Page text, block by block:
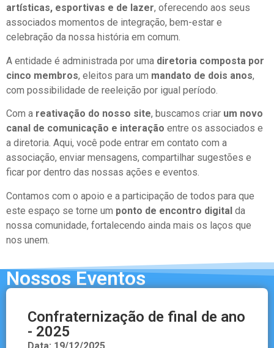
artísticas, esportivas e de lazer, oferecendo aos seus
associados momentos de integração, bem-estar e
celebração da nossa história em comum.
A entidade é administrada por uma diretoria composta por
cinco membros, eleitos para um mandato de dois anos,
com possibilidade de reeleição por igual período.
Com a reativação do nosso site, buscamos criar um novo
canal de comunicação e interação entre os associados e
a diretoria. Aqui, você pode entrar em contato com a
associação, enviar mensagens, compartilhar sugestões e
ficar por dentro das nossas ações e eventos.
Contamos com o apoio e a participação de todos para que
este espaço se torne um ponto de encontro digital da
nossa comunidade, fortalecendo ainda mais os laços que
nos unem.
Nossos Eventos
Confraternização de final de ano
- 2025